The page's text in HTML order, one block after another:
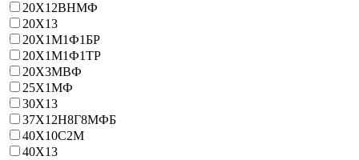
20Х12ВНМФ
20Х13
20Х1М1Ф1БР
20Х1М1Ф1ТР
20Х3МВФ
25Х1МФ
30Х13
37Х12Н8Г8МФБ
40Х10С2М
40Х13